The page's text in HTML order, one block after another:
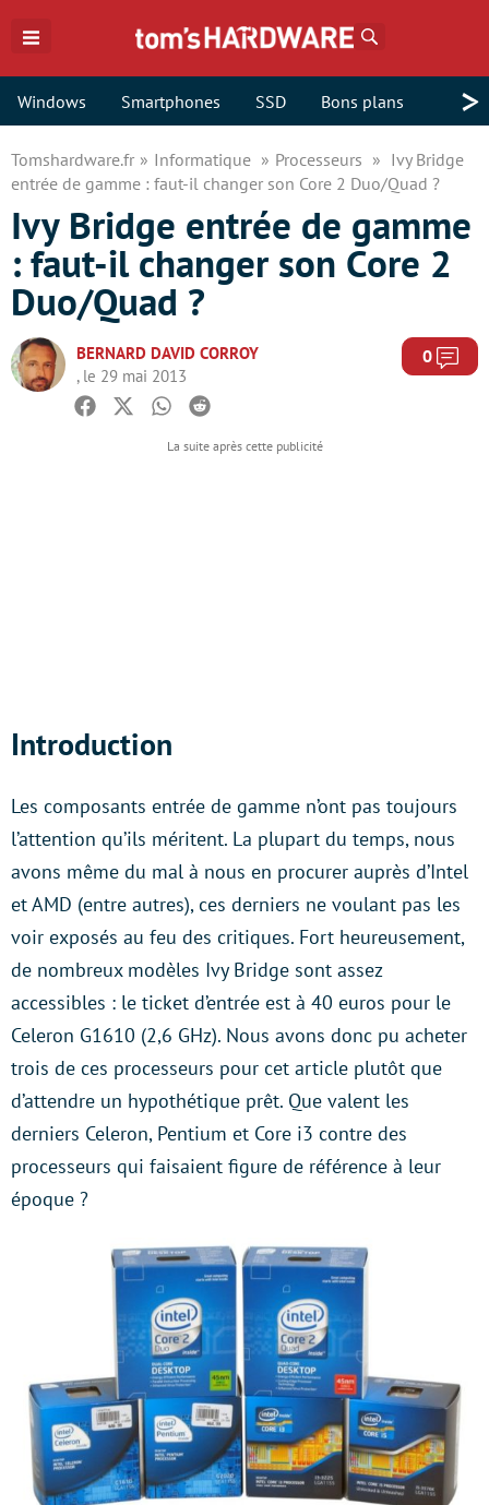
Windows Smartphones SSD Bons plans >
Tomshardware.fr Informatique Processeurs
Ivy Bridge
entrée de gamme : faut-il changer son Core 2 Duo/Quad ?
Ivy Bridge entrée de gamme
: faut-il changer son Core 2
Duo/Quad ?
BERNARD DAVID CORROY
, le 29 mai 2013
0
Facebook
TwitterWhatsapp
Reddit
Introduction
Les composants entrée de gamme n’ont pas toujours
l’attention qu’ils méritent. La plupart du temps, nous
avons même du mal à nous en procurer auprès d’Intel
et AMD (entre autres), ces derniers ne voulant pas les
voir exposés au feu des critiques. Fort heureusement,
de nombreux modèles Ivy Bridge sont assez
accessibles : le ticket d’entrée est à 40 euros pour le
Celeron G1610 (2,6 GHz). Nous avons donc pu acheter
trois de ces processeurs pour cet article plutôt que
d’attendre un hypothétique prêt. Que valent les
derniers Celeron, Pentium et Core i3 contre des
processeurs qui faisaient figure de référence à leur
époque ?